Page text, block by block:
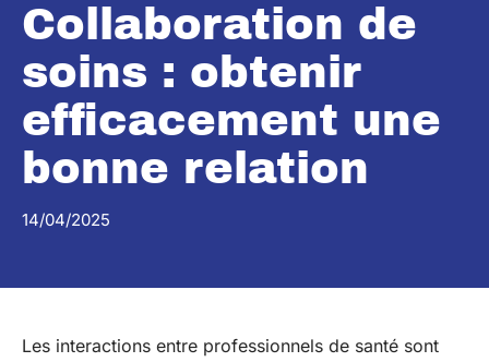
Collaboration de
soins : obtenir
efficacement une
bonne relation
14/04/2025
Les interactions entre professionnels de santé sont